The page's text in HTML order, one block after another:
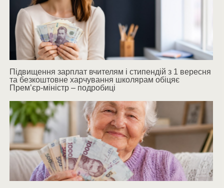
Підвищення зарплат вчителям і стипендій з 1 вересня
та безкоштовне харчування школярам обіцяє
Прем’єр-міністр – подробиці